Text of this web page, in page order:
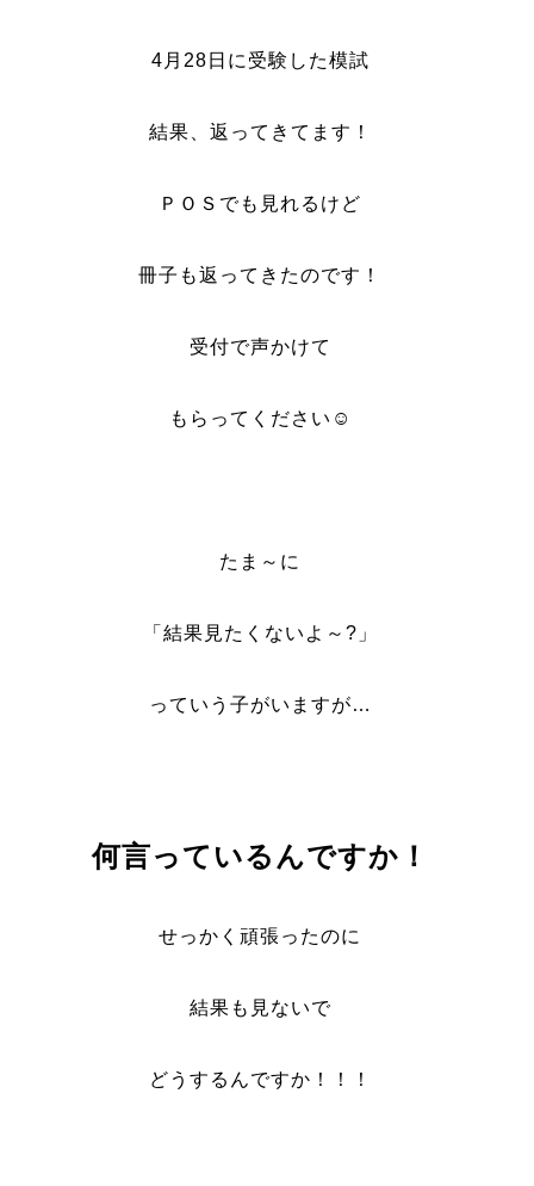
4月28日に受験した模試
結果、返ってきてます！
ＰＯＳでも見れるけど
冊子も返ってきたのです！
受付で声かけて
もらってください☺
たま～に
「結果見たくないよ～?」
っていう子がいますが…
何言っているんですか！
せっかく頑張ったのに
結果も見ないで
どうするんですか！！！